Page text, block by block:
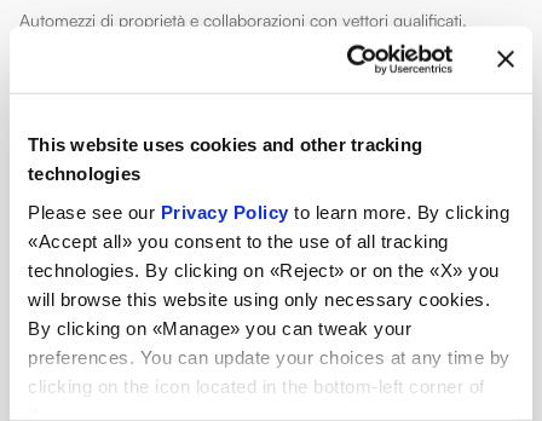
This website uses cookies and other tracking
technologies
Please see our Privacy Policy to learn more. By clicking
«Accept all» you consent to the use of all tracking
technologies. By clicking on «Reject» or on the «X» you
will browse this website using only necessary cookies.
By clicking on «Manage» you can tweak your
preferences. You can update your choices at any time by
clicking on the icon located in the bottom-left corner of
Automezzi di proprietà e collaborazioni con vettori qualificati.
Disponiamo di varie tipologie di rimorchi: huckepack, megatrailer,
Ci occupiamo di tutte le pratiche necessarie per spedire la merce a